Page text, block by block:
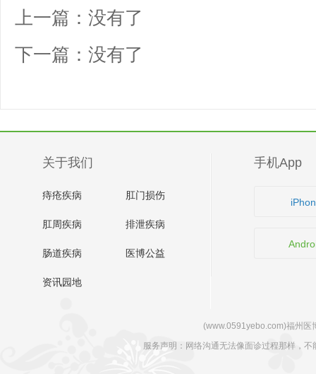
上一篇：没有了
下一篇：没有了
关于我们
痔疮疾病 肛门损伤
肛周疾病 排泄疾病
肠道疾病 医博公益
资讯园地
手机App
(www.0591yebo.com)福州
服务声明：网络沟通无法像面诊过程那样，